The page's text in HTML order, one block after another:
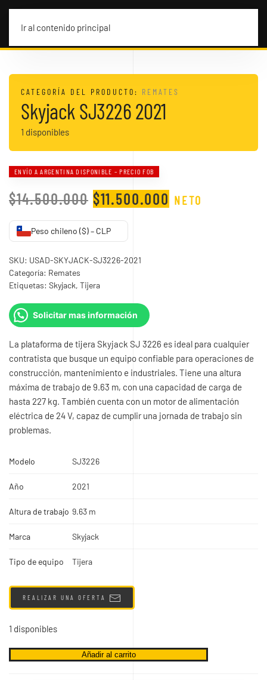
Ir al contenido principal
CATEGORÍA DEL PRODUCTO: REMATES
Skyjack SJ3226 2021
1 disponibles
ENVÍO A ARGENTINA DISPONIBLE – PRECIO FOB
$14.500.000 EL
PRECIO
ORIGINAL
ERA:
$11.500.000 EL
NETO
Peso chileno ($) – CLP
SKU: USAD-SKYJACK-SJ3226-2021
Categoría: Remates
Etiquetas: Skyjack, Tijera
Solicitar mas información
La plataforma de tijera Skyjack SJ 3226 es ideal para cualquier
contratista que busque un equipo confiable para operaciones de
construcción, mantenimiento e industriales. Tiene una altura
máxima de trabajo de 9.63 m, con una capacidad de carga de
hasta 227 kg. También cuenta con un motor de alimentación
eléctrica de 24 V, capaz de cumplir una jornada de trabajo sin
problemas.
Modelo SJ3226
Año 2021
Altura de trabajo 9.63 m
Marca Skyjack
Tipo de equipo Tijera
REALIZAR UNA OFERTA
1 disponibles
Añadir al carrito